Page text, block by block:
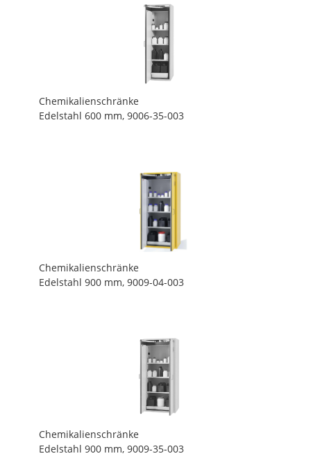
Chemikalienschränke
Edelstahl 600 mm, 9006-35-003
Chemikalienschränke
Edelstahl 900 mm, 9009-04-003
Chemikalienschränke
Edelstahl 900 mm, 9009-35-003